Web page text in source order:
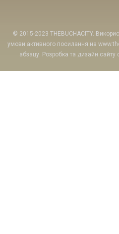
© 2015-2023 THEBUCHACITY.
умови активного посилання на
абзацу. Розробка та дизайн сайту